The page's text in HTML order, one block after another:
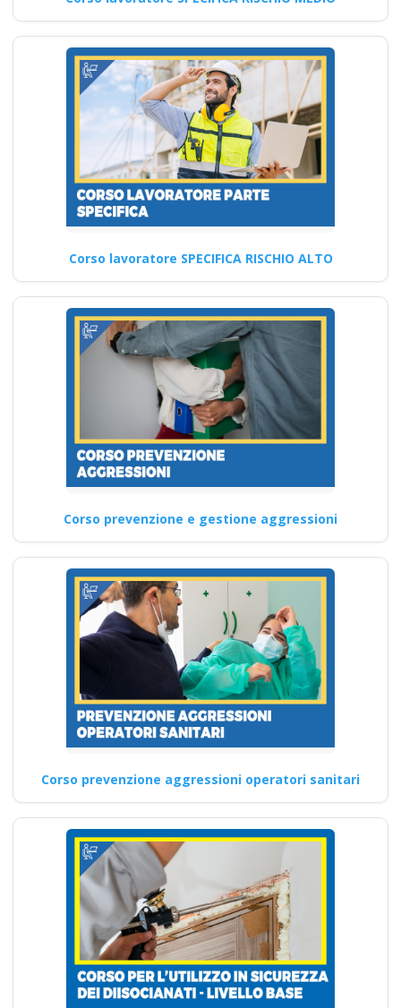
di RSPP (DL SPP)
Corsi DLSPP
patentino rinnovo
Quali sono i passaggi
fondamentali per la gestione
della sicurezza sul lavoro…
Continua
Corso lavoratore SPECIFICA RISCHIO ALTO
Corso prevenzione e gestione aggressioni
Corso prevenzione aggressioni operatori sanitari